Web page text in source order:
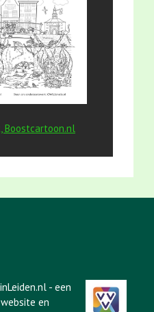
Boostcartoon.nl
- een
website en